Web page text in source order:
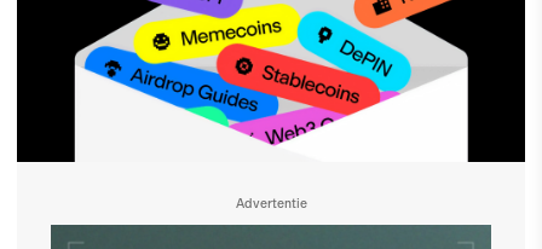
Advertentie